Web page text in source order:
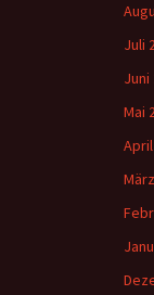
Juli
Juni
Mai